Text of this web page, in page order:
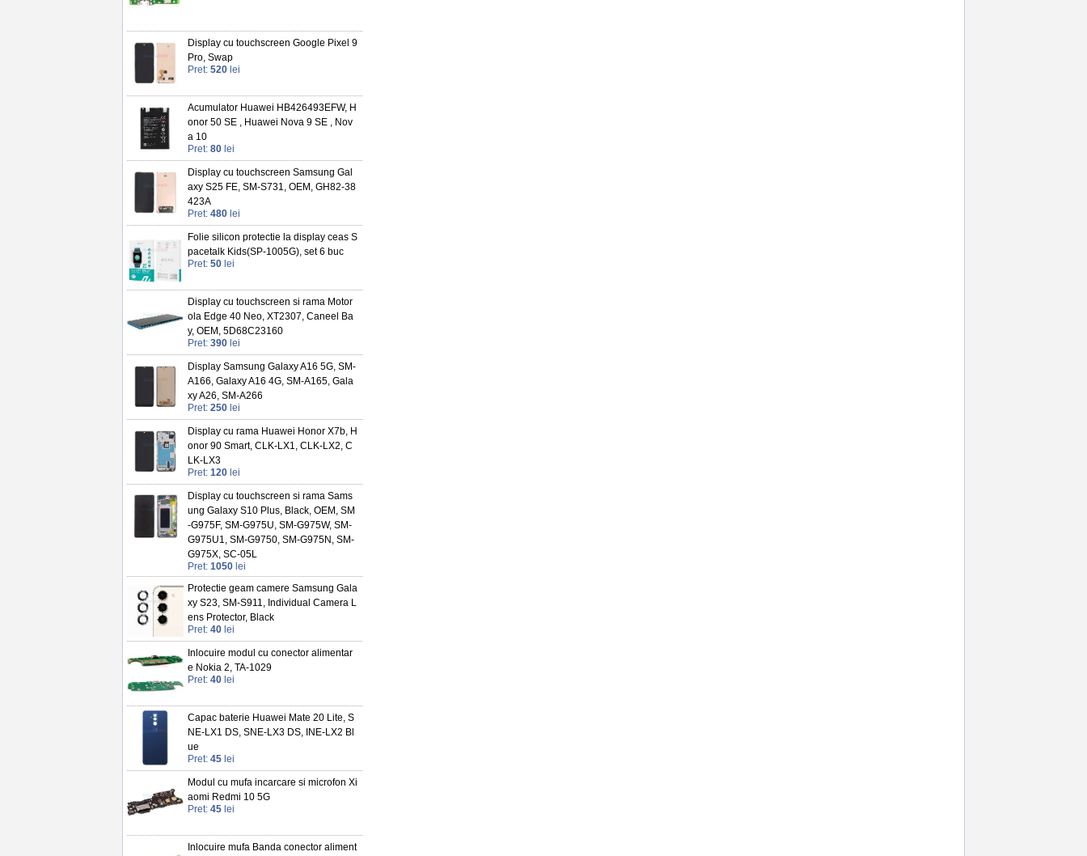
Display cu touchscreen Google Pixel 9
Pro, Swap
Pret: 520 lei
Acumulator Huawei HB426493EFW, H
onor 50 SE , Huawei Nova 9 SE , Nov
a 10
Pret: 80 lei
Display cu touchscreen Samsung Gal
axy S25 FE, SM-S731, OEM, GH82-38
423A
Pret: 480 lei
Folie silicon protectie la display ceas S
pacetalk Kids(SP-1005G), set 6 buc
Pret: 50 lei
Display cu touchscreen si rama Motor
ola Edge 40 Neo, XT2307, Caneel Ba
y, OEM, 5D68C23160
Pret: 390 lei
Display Samsung Galaxy A16 5G, SM-
A166, Galaxy A16 4G, SM-A165, Gala
xy A26, SM-A266
Pret: 250 lei
Display cu rama Huawei Honor X7b, H
onor 90 Smart, CLK-LX1, CLK-LX2, C
LK-LX3
Pret: 120 lei
Display cu touchscreen si rama Sams
ung Galaxy S10 Plus, Black, OEM, SM
-G975F, SM-G975U, SM-G975W, SM-
G975U1, SM-G9750, SM-G975N, SM-
G975X, SC-05L
Pret: 1050 lei
Protectie geam camere Samsung Gala
xy S23, SM-S911, Individual Camera L
ens Protector, Black
Pret: 40 lei
Inlocuire modul cu conector alimentar
e Nokia 2, TA-1029
Pret: 40 lei
Capac baterie Huawei Mate 20 Lite, S
NE-LX1 DS, SNE-LX3 DS, INE-LX2 Bl
ue
Pret: 45 lei
Modul cu mufa incarcare si microfon Xi
aomi Redmi 10 5G
Pret: 45 lei
Inlocuire mufa Banda conector aliment